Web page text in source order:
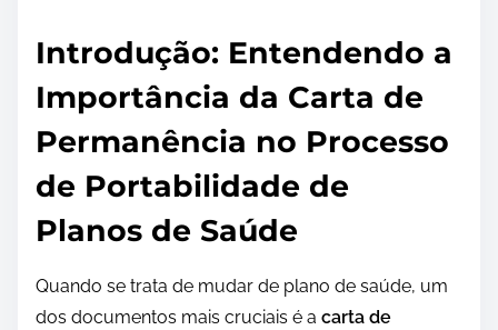
Introdução: Entendendo a
Importância da Carta de
Permanência no Processo
de Portabilidade de
Planos de Saúde
Quando se trata de mudar de plano de saúde, um
dos documentos mais cruciais é a carta de